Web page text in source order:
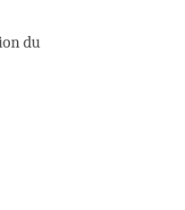
du